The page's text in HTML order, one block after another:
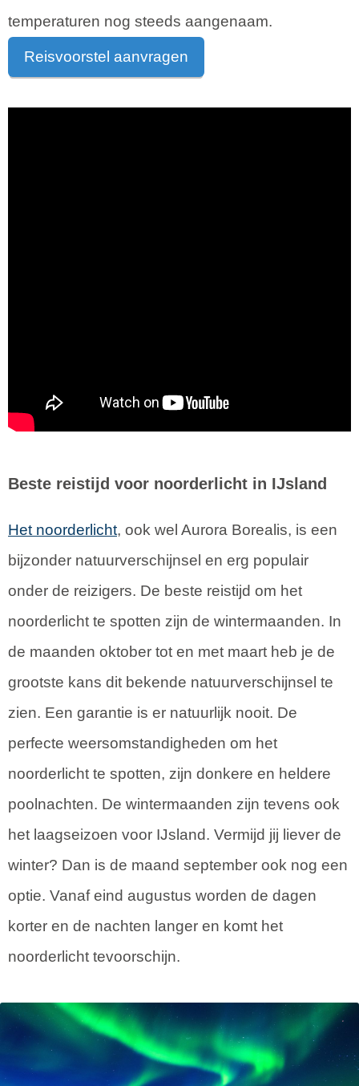
temperaturen nog steeds aangenaam.
Reisvoorstel aanvragen
Beste reistijd voor noorderlicht in IJsland
Het noorderlicht, ook wel Aurora Borealis, is een
bijzonder natuurverschijnsel en erg populair
onder de reizigers. De beste reistijd om het
noorderlicht te spotten zijn de wintermaanden. In
de maanden oktober tot en met maart heb je de
grootste kans dit bekende natuurverschijnsel te
zien. Een garantie is er natuurlijk nooit. De
perfecte weersomstandigheden om het
noorderlicht te spotten, zijn donkere en heldere
poolnachten. De wintermaanden zijn tevens ook
het laagseizoen voor IJsland. Vermijd jij liever de
winter? Dan is de maand september ook nog een
optie. Vanaf eind augustus worden de dagen
korter en de nachten langer en komt het
noorderlicht tevoorschijn.